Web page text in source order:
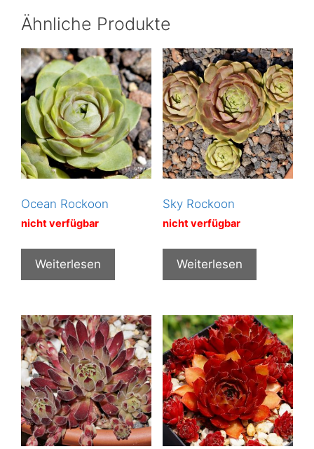
Ähnliche Produkte
Ocean Rockoon
nicht verfügbar
Weiterlesen
Sky Rockoon
nicht verfügbar
Weiterlesen